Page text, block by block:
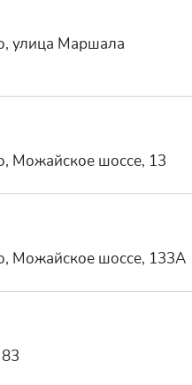
улица Маршала
Можайское шоссе, 13
Можайское шоссе, 133А